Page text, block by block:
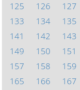
125
126 127
133
134 135
141
142 143
149
150 151
157
158 159
165
166 167